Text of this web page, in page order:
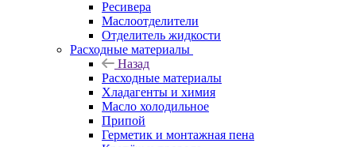
Ресивера
Маслоотделители
Отделитель жидкости
Расходные материалы
Назад
Расходные материалы
Хладагенты и химия
Масло холодильное
Припой
Герметик и монтажная пена